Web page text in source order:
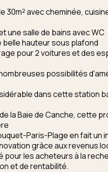
avec cheminée,
une salle de bains avec WC
hauteur sous plafond
pour 2 voitures et des
possibilités
dans cette station
la Baie de Canche, cette
Paris-Plage en fait un
grâce aux revenus
les acheteurs à la
et de rentabilité.